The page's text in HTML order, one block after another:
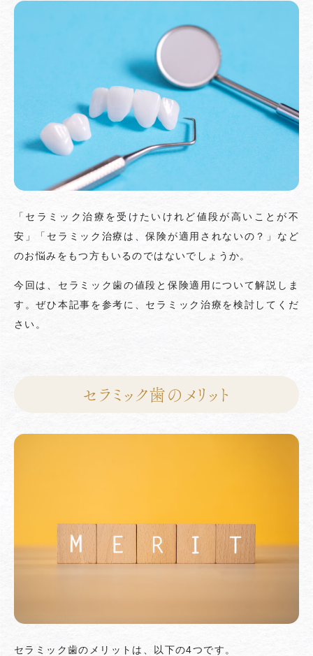
「セラミック治療を受けたいけれど値段が高いことが不
安」「セラミック治療は、保険が適用されないの？」など
のお悩みをもつ方もいるのではないでしょうか。
今回は、セラミック歯の値段と保険適用について解説しま
す。ぜひ本記事を参考に、セラミック治療を検討してくだ
さい。
セラミック歯のメリット
セラミック歯のメリットは、以下の4つです。